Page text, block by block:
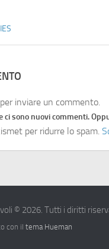
per inviare un commento.
ci sono nuovi commenti.
per ridurre lo spam.
voli © 2026. Tutti i diritti
con iltema Hueman